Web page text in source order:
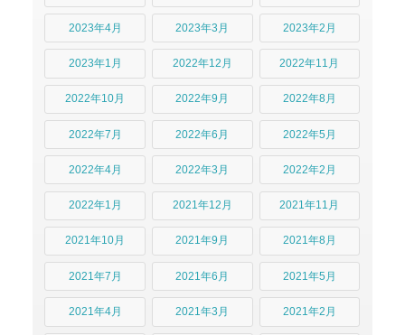
2023年4月 2023年3月 2023年2月
2023年1月 2022年12月 2022年11月
2022年10月 2022年9月 2022年8月
2022年7月 2022年6月 2022年5月
2022年4月 2022年3月 2022年2月
2022年1月 2021年12月 2021年11月
2021年10月 2021年9月 2021年8月
2021年7月 2021年6月 2021年5月
2021年4月 2021年3月 2021年2月